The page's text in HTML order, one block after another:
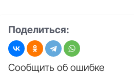
Поделиться:
Сообщить об ошибке